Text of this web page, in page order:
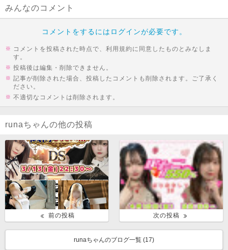
みんなのコメント
コメントをするにはログインが必要です。
コメントを投稿された時点で、利用規約に同意したものとみなしま
す。
投稿後は編集・削除できません。
記事が削除された場合、投稿したコメントも削除されます。ご了承く
ださい。
不適切なコメントは削除されます。
runaちゃんの他の投稿
前の投稿 次の投稿
runaちゃんのブログ一覧 (17)